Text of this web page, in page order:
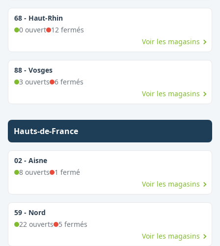
68 - Haut-Rhin
0ouvert 12fermés
Voir les magasins
88 - Vosges
3 ouverts 6fermés
Voir les magasins
Hauts-de-France
02 - Aisne
8ouverts 1 fermé
Voir les magasins
59 - Nord
22ouverts 5 fermés
Voir les magasins